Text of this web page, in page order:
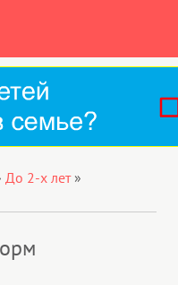
До 2-х лет»